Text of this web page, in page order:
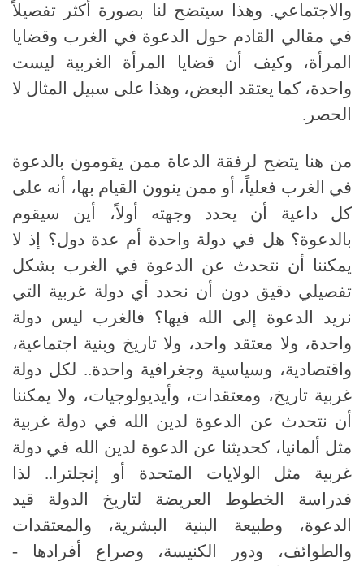
والاجتماعي. وهذا سيتضح لنا بصورة أكثر تفصيلاً
في مقالي القادم حول الدعوة في الغرب وقضايا
المرأة، وكيف أن قضايا المرأة الغربية ليست
واحدة، كما يعتقد البعض، وهذا على سبيل المثال لا
الحصر .
من هنا يتضح لرفقة الدعاة ممن يقومون بالدعوة
في الغرب فعلياً، أو ممن ينوون القيام بها، أنه على
كل داعية أن يحدد وجهته أولاً، أين سيقوم
بالدعوة؟ هل في دولة واحدة أم عدة دول؟ إذ لا
يمكننا أن نتحدث عن الدعوة في الغرب بشكل
تفصيلي دقيق دون أن نحدد أي دولة غربية التي
نريد الدعوة إلى الله فيها؟ فالغرب ليس دولة
واحدة، ولا معتقد واحد، ولا تاريخ وبنية اجتماعية،
واقتصادية، وسياسية وجغرافية واحدة.. لكل دولة
غربية تاريخ، ومعتقدات، وأيديولوجيات، ولا يمكننا
أن نتحدث عن الدعوة لدين الله في دولة غربية
مثل ألمانيا، كحديثنا عن الدعوة لدين الله في دولة
غربية مثل الولايات المتحدة أو إنجلترا .. لذا
فدراسة الخطوط العريضة لتاريخ الدولة قيد
الدعوة، وطبيعة البنية البشرية، والمعتقدات
والطوائف، ودور الكنيسة، وصراع أفرادها -